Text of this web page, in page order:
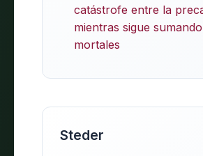
catástrofe entre la
mientras sigue
mortales
Steder